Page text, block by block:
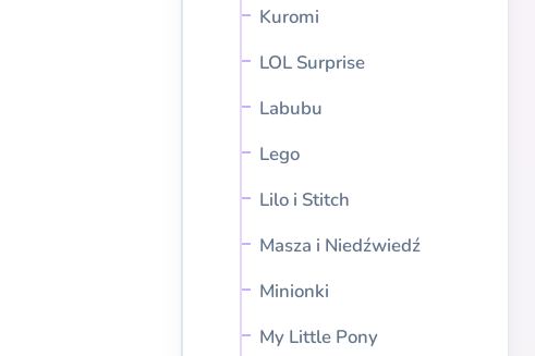
Kuromi
LOL Surprise
Labubu
Lego
Lilo i Stitch
Masza i Niedźwiedź
Minionki
My Little Pony